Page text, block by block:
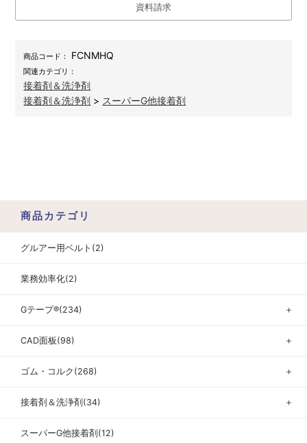
資料請求
商品コード： FCNMHQ
関連カテゴリ：
接着剤＆洗浄剤
接着剤＆洗浄剤 > スーパーG他接着剤
商品カテゴリ
グルアー用ベルト(2)
業務効率化(2)
Gテープ®(234) ＋
CAD面板(98) ＋
ゴム・コルク(268) ＋
接着剤＆洗浄剤(34) ＋
スーパーG他接着剤(12)